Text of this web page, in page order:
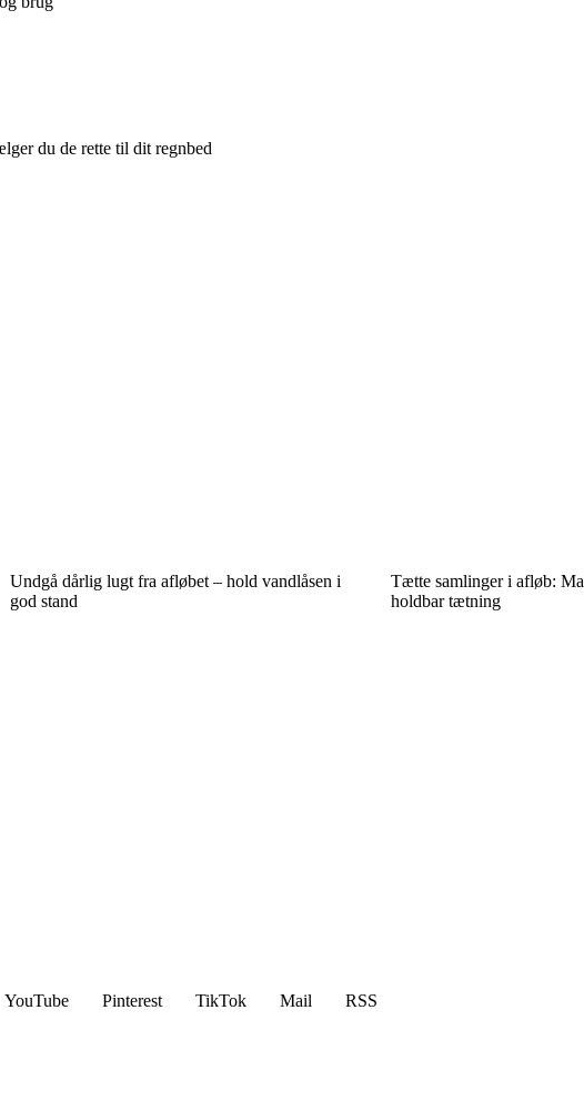
du de rette til dit regnbed
Undgå dårlig lugt fra afløbet – hold vandlåsen i
god stand
Tætte samlinger i afløb:
holdbar tætning
YouTube Pinterest TikTok Mail
RSS